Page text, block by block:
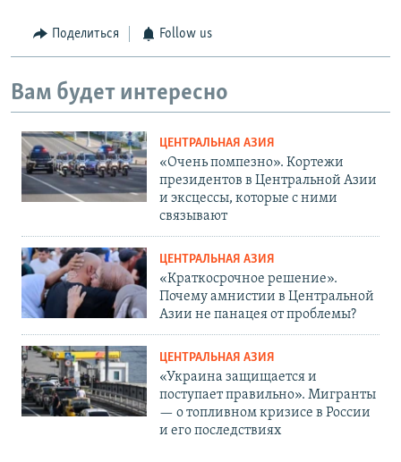
Поделиться Follow us
Вам будет интересно
ЦЕНТРАЛЬНАЯ АЗИЯ
«Очень помпезно». Кортежи
президентов в Центральной Азии
и эксцессы, которые с ними
связывают
ЦЕНТРАЛЬНАЯ АЗИЯ
«Краткосрочное решение».
Почему амнистии в Центральной
Азии не панацея от проблемы?
ЦЕНТРАЛЬНАЯ АЗИЯ
«Украина защищается и
поступает правильно». Мигранты
— о топливном кризисе в России
и его последствиях